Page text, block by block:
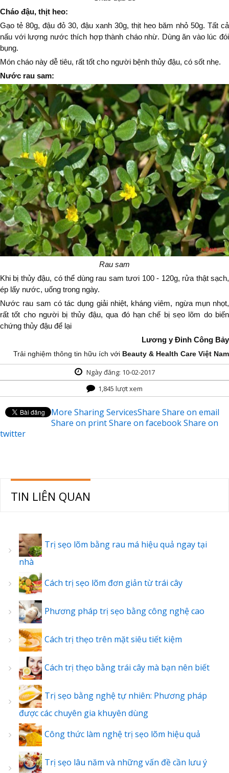
Cháo đậu, thịt heo:
Gạo tẻ 80g, đậu đỏ 30, đậu xanh 30g, thịt heo băm nhỏ 50g. Tất cả
nấu với lượng nước thích hợp thành cháo nhừ. Dùng ăn vào lúc đói
bụng.
Món cháo này dễ tiêu, rất tốt cho người bệnh thủy đậu, có sốt nhẹ.
Nước rau sam:
Rau sam
Khi bị thủy đậu, có thể dùng rau sam tươi 100 - 120g, rửa thật sạch,
ép lấy nước, uống trong ngày.
Nước rau sam có tác dụng giải nhiệt, kháng viêm, ngừa mụn nhọt,
rất tốt cho người bị thủy đậu, qua đó hạn chế bị sẹo lõm do biến
chứng thủy đậu để lại
Lương y Đinh Công Bảy
Trải nghiệm thông tin hữu ích với Beauty & Health Care Việt Nam
Ngày đăng: 10-02-2017
1,845 lượt xem
More Sharing ServicesShare Share on email
Share on printShare on facebookShare on
twitter
TIN LIÊN QUAN
Trị sẹo lõm bằng rau má hiệu quả ngay tại
nhà
Cách trị sẹo lõm đơn giản từ trái cây
Phương pháp trị sẹo bằng công nghệ cao
Cách trị thẹo trên mặt siêu tiết kiệm
Cách trị thẹo bằng trái cây mà bạn nên biết
Trị sẹo bằng nghệ tự nhiên: Phương pháp
được các chuyên gia khuyên dùng
Công thức làm nghệ trị sẹo lõm hiệu quả
Trị sẹo lâu năm và những vấn đề cần lưu ý